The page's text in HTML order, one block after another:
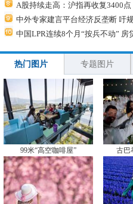
A股持续走高：沪指再收复3400点
中外专家建言平台经济反垄断 吁
中国LPR连续8个月“按兵不动” 房
热门图片 专题图片
99米“高空咖啡屋” 古巴